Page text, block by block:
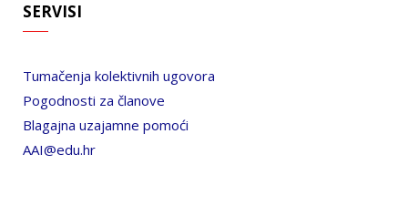
SERVISI
Tumačenja kolektivnih ugovora
Pogodnosti za članove
Blagajna uzajamne pomoći
AAI@edu.hr